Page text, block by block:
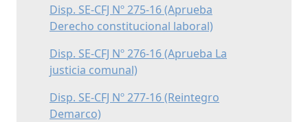
Disp. SE-CFJ Nº 275-16 (Aprueba
Derecho constitucional laboral)
Disp. SE-CFJ Nº 276-16 (Aprueba La
justicia comunal)
Disp. SE-CFJ Nº 277-16 (Reintegro
Demarco)